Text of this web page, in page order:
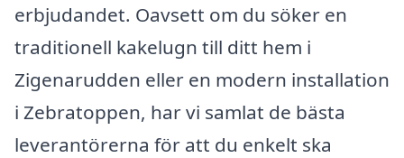
erbjudandet. Oavsett om du söker en
traditionell kakelugn till ditt hem i
Zigenarudden eller en modern installation
i Zebratoppen, har vi samlat de bästa
leverantörerna för att du enkelt ska